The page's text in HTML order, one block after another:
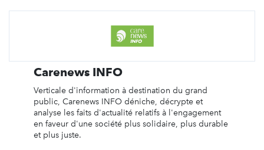
Carenews INFO
Verticale d'information à destination du grand
public, Carenews INFO déniche, décrypte et
analyse les faits d'actualité relatifs à l'engagement
en faveur d'une société plus solidaire, plus durable
et plus juste.